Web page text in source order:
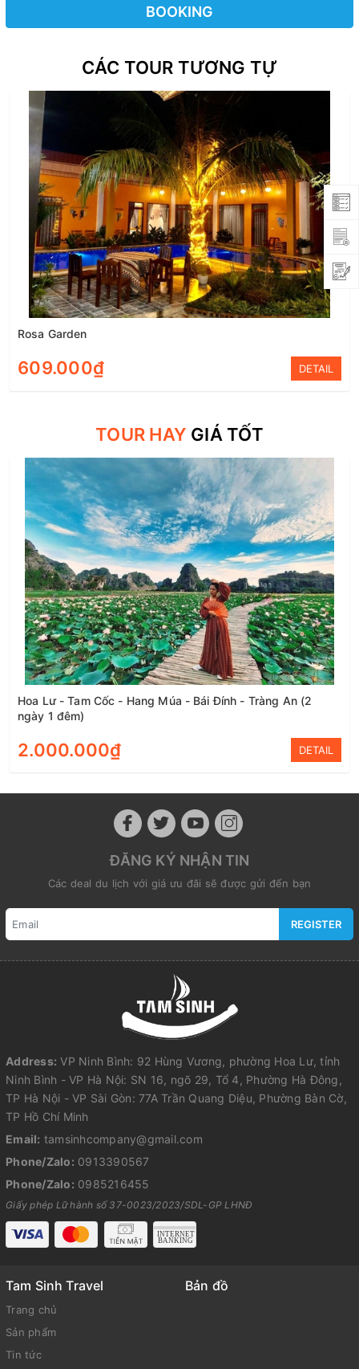
BOOKING
CÁC TOUR TƯƠNG TỰ
Rosa Garden
609.000₫ DETAIL
TOUR HAY GIÁ TỐT
Hoa Lư - Tam Cốc - Hang Múa - Bái Đính - Tràng An (2
ngày 1 đêm)
2.000.000₫ DETAIL
ĐĂNG KÝ NHẬN TIN
Các deal du lịch với giá ưu đãi sẽ được gửi đến bạn
REGISTER
Address: VP Ninh Bình: 92 Hùng Vương, phường Hoa Lư, tỉnh
Ninh Bình - VP Hà Nội: SN 16, ngõ 29, Tổ 4, Phường Hà Đông,
TP Hà Nội - VP Sài Gòn: 77A Trần Quang Diệu, Phường Bàn Cờ,
TP Hồ Chí Minh
Email: tamsinhcompany@gmail.com
Phone/Zalo: 0913390567
Phone/Zalo: 0985216455
Giấy phép Lữ hành số 37-0023/2023/SDL-GP LHNĐ
Tam Sinh Travel
Trang chủ
Sản phẩm
Tin tức
Bản đồ